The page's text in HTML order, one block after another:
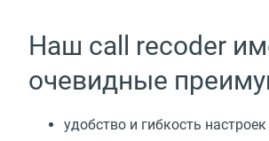
Наш call recoder
очевидные
удобство и гибкость